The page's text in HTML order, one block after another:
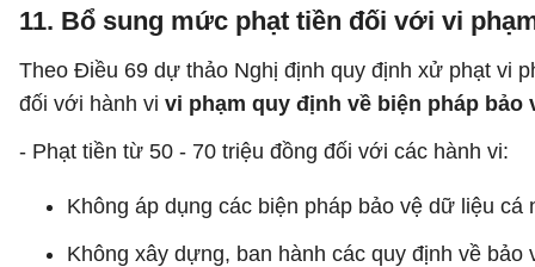
11. Bổ sung mức phạt tiền đối với vi
Theo Điều 69 dự thảo Nghị định quy định xử phạt vi
đối với hành vi vi phạm quy định về biện pháp bảo
- Phạt tiền từ 50 - 70 triệu đồng đối với các hành vi:
Không áp dụng các biện pháp bảo vệ dữ liệu cá
Không xây dựng, ban hành các quy định về